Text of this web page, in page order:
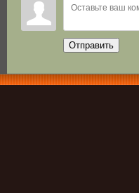
Отправить